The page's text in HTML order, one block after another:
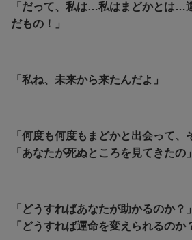
「だって、私は…私はまどかとは…
だもの！」
「私ね、未来から来たんだよ」
「何度も何度もまどかと出会って、
「あなたが死ぬところを見てきたの」
「どうすればあなたが助かるのか？」
「どうすれば運命を変えられるのか